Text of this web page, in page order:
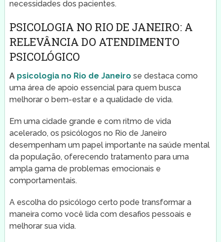
necessidades dos pacientes.
PSICOLOGIA NO RIO DE JANEIRO: A
RELEVÂNCIA DO ATENDIMENTO
PSICOLÓGICO
A psicologia no Rio de Janeiro se destaca como
uma área de apoio essencial para quem busca
melhorar o bem-estar e a qualidade de vida.
Em uma cidade grande e com ritmo de vida
acelerado, os psicólogos no Rio de Janeiro
desempenham um papel importante na saúde mental
da população, oferecendo tratamento para uma
ampla gama de problemas emocionais e
comportamentais.
A escolha do psicólogo certo pode transformar a
maneira como você lida com desafios pessoais e
melhorar sua vida.